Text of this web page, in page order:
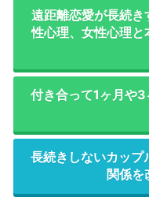
遠距離恋愛が長続
性心理、女性心理
付き合って1ヶ月や
長続きしないカップ
関係を